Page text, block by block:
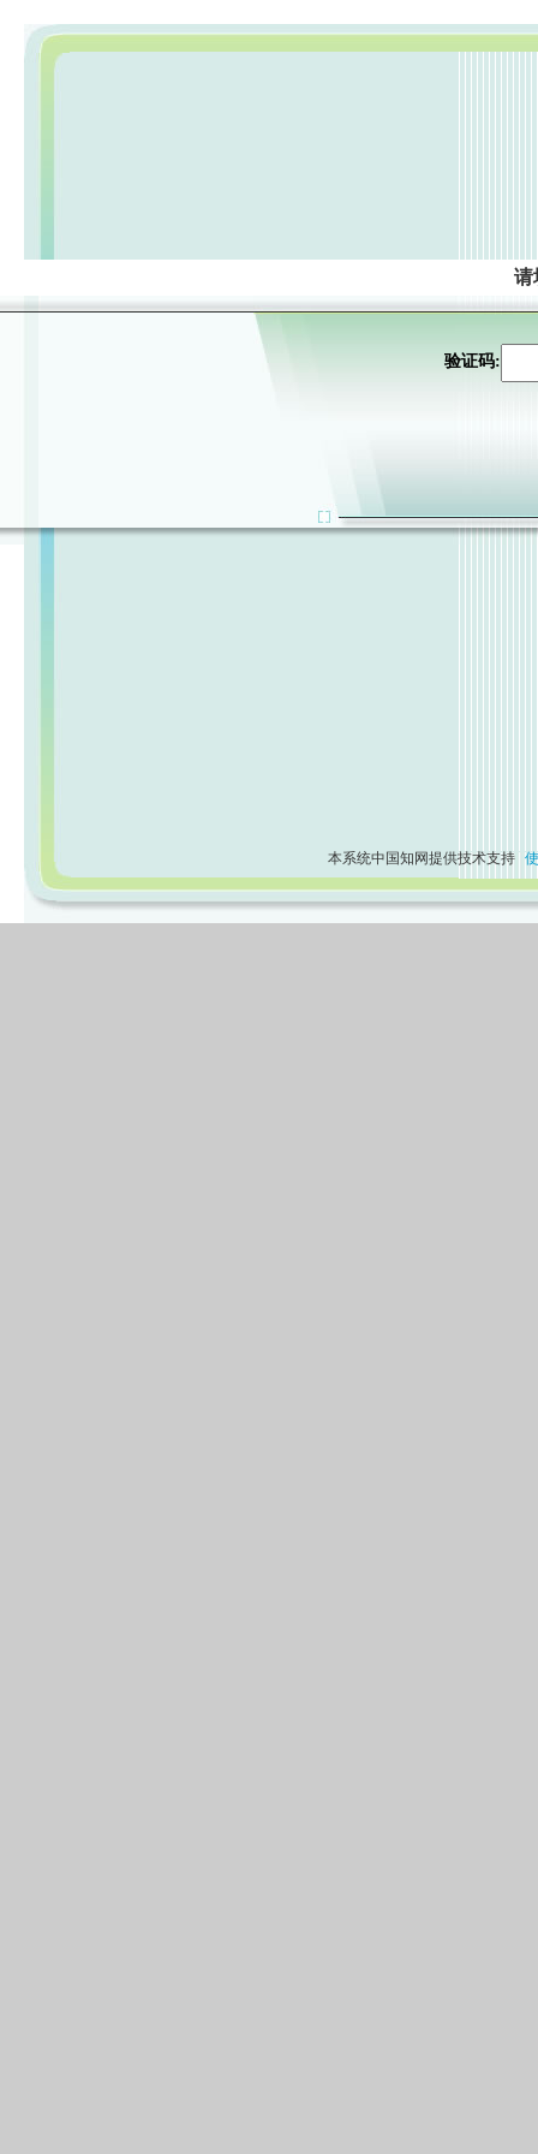
请
验证码:
本系统中国知网提供技术支持